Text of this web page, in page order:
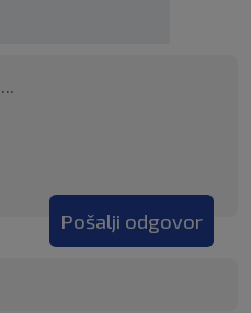
Pošalji odgovor